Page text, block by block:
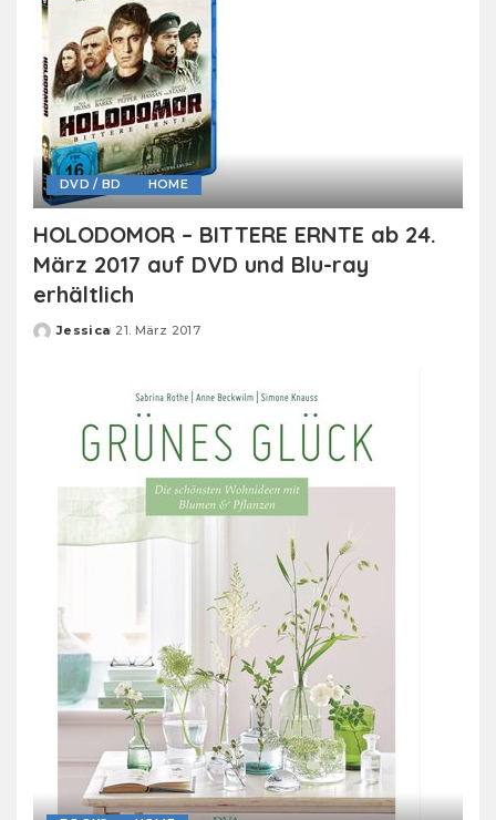
DVD / BD HOME
HOLODOMOR – BITTERE ERNTE ab 24.
März 2017 auf DVD und Blu-ray
erhältlich
Posted
Jessica 21. März 2017